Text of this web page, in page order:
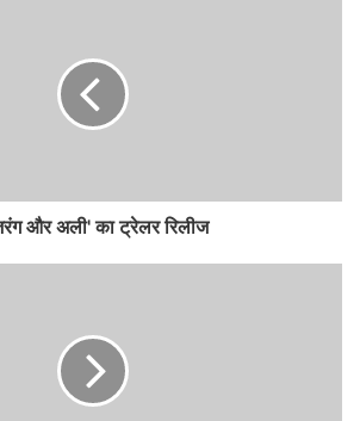
और अली' का ट्रेलर रिलीज